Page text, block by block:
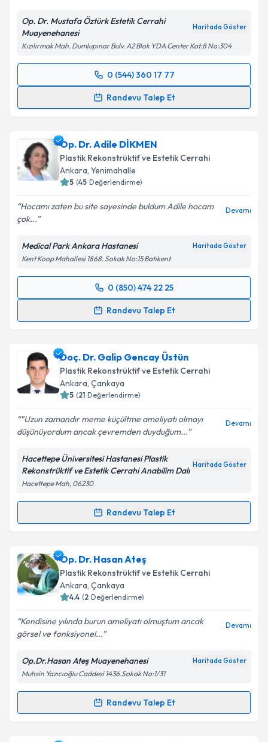
kapsamda işlenmesini kabul ediyorum.
Op. Dr. Mustafa Öztürk Estetik Cerrahi
Muayenehanesi
Haritada Göster
Kızılırmak Mah. Dumlupınar Bulv. A2 Blok YDA Center Kat:8 No:304
0 (544) 360 17 77
Randevu Talep Et
Randevu Takvimi Talebi
takvim hazırlandığında e-posta ile bilgilendireceğiz.
E-posta Adresiniz
kapsamda işlenmesini kabul ediyorum.
Takvim Talebini Gönder
Op. Dr. Adile DİKMEN
Plastik Rekonstrüktif ve Estetik Cerrahi
Ankara, Yenimahalle
5 (45 Değerlendirme)
Hocamı zaten bu site sayesinde buldum Adile hocam
çok...
Devamı
Medical Park Ankara Hastanesi Haritada Göster
Kent Koop Mahallesi 1868. Sokak No:15 Batıkent
0 (850) 474 22 25
Randevu Talep Et
Randevu Takvimi Talebi
takvim hazırlandığında e-posta ile bilgilendireceğiz.
E-posta Adresiniz
Kişisel verilerimin işlenmesine ilişkin
Metni
kapsamda işlenmesini kabul ediyorum.
Takvim Talebini Gönder
Doç. Dr. Galip Gencay Üstün
Plastik Rekonstrüktif ve Estetik Cerrahi
Ankara, Çankaya
5 (21 Değerlendirme)
"Uzun zamandır meme küçültme ameliyatı olmayı
düşünüyordum ancak çevremden duyduğum...
Devamı
Hacettepe Üniversitesi Hastanesi Plastik
Rekonstrüktif ve Estetik Cerrahi Anabilim Dalı
Haritada Göster
Hacettepe Mah, 06230
Randevu Talep Et
Randevu Takvimi Talebi
Doç. Dr. Galip Gencay Üstün
talebi oluşturun. Size bu uzmandan randevu almanız
için bir takvim hazırlandığında e-posta ile
bilgilendireceğiz.
E-posta Adresiniz
Kişisel verilerimin işlenmesine ilişkin
Metni'ni okudum ve kişisel verilerimin belirtilen
kapsamda işlenmesini kabul ediyorum.
Op. Dr. Hasan Ateş
Plastik Rekonstrüktif ve Estetik Cerrahi
Ankara, Çankaya
4.4 (2 Değerlendirme)
Kendisine yılında burun ameliyatı olmuştum ancak
görsel ve fonksiyonel...
Devamı
Op.Dr.Hasan Ateş Muayenehanesi Haritada Göster
Muhsin Yazıcıoğlu Caddesi 1436.Sokak No:1/31
Randevu Talep Et
Randevu Takvimi Talebi